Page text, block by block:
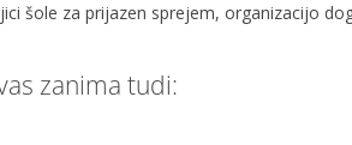
šole za prijazen sprejem, organizacijo
zanima tudi: